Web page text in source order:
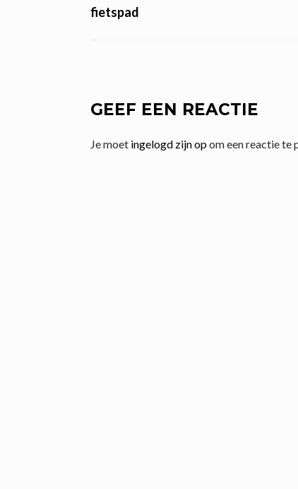
fietspad
GEEF EEN REACTIE
Je moet ingelogd zijn opom een reactie te